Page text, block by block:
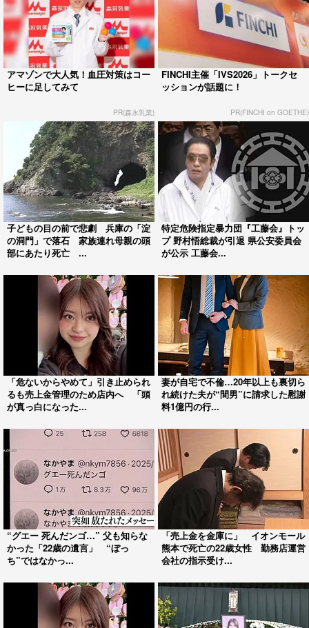
“グエー 死んだンゴ…” 父も知らな
かった「22歳の遺言」 “ぼっ
ち”ではなかっ...
「売上金を金庫に」 イオンモール
熊本で死亡の22歳女性 勤務店運営
会社の指示受け...
「危ないからやめて」引き止められ
るも売上金管理のため店内へ 「頭
が真っ白になった...
「可能であれば入れるのであれば」
売上金戻す“指示”の会社が謝罪 イ
オンモール熊本...
「日帰りで26万円」部活動遠征の移
動費用 磐越道バス事故から考える
安全対策と重く...
夏山シーズン最盛期の北アルプスで
相次ぐ山岳事故 背景に「熱中症」
と「低体温症」 ...
「使う人がいるのか」から615倍
へ “常識”を破る小池都政10年
子育て支援は数...
ドア開けこそこそ侵入クマ 異常事
態にスタッフ気付かず退散 インド
で猛スピード入店...